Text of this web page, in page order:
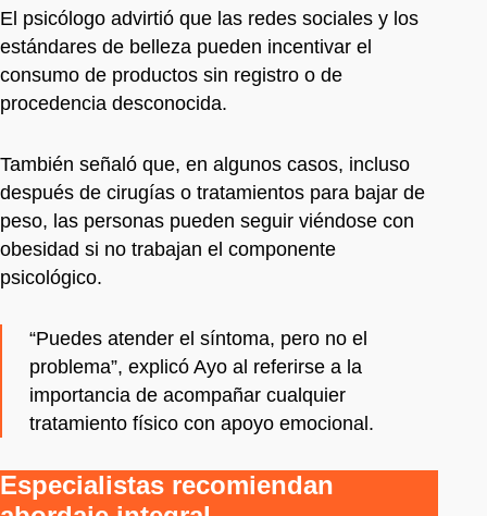
El psicólogo advirtió que las redes sociales y los
estándares de belleza pueden incentivar el
consumo de productos sin registro o de
procedencia desconocida.
También señaló que, en algunos casos, incluso
después de cirugías o tratamientos para bajar de
peso, las personas pueden seguir viéndose con
obesidad si no trabajan el componente
psicológico.
“Puedes atender el síntoma, pero no el
problema”, explicó Ayo al referirse a la
importancia de acompañar cualquier
tratamiento físico con apoyo emocional.
Especialistas recomiendan